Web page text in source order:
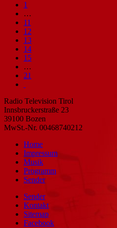
1
…
11
12
13
14
15
…
21
Radio Television Tirol
Innsbruckerstraße 23
39100 Bozen
MwSt.-Nr. 00468740212
Home
Impressum
Musik
Programm
Sender
Sender
Kontakt
Sitemap
Facebook